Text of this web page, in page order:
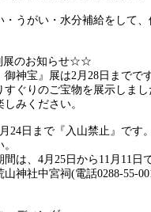
・うがい・水分補給をして
のお知らせ☆☆
神宝』展は2月28日までで
すぐりのご宝物を展示しまし
みください。
24日まで『入山禁止』です
間は、4月25日から11月11日
山神社中宮祠(電話0288-55-